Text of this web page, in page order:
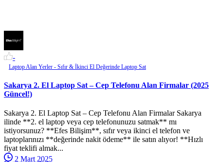
-
Laptop Alan Yerler - Sıfır & İkinci El Değerinde Laptop Sat
Sakarya 2. El Laptop Sat – Cep Telefonu Alan Firmalar (2025
Güncel!)
Sakarya 2. El Laptop Sat – Cep Telefonu Alan Firmalar Sakarya
ilinde **2. el laptop veya cep telefonunuzu satmak** mı
istiyorsunuz? **Efes Bilişim**, sıfır veya ikinci el telefon ve
laptoplarınızı **değerinde nakit ödeme** ile satın alıyor! **Hızlı
fiyat teklifi almak...
2 Mart 2025